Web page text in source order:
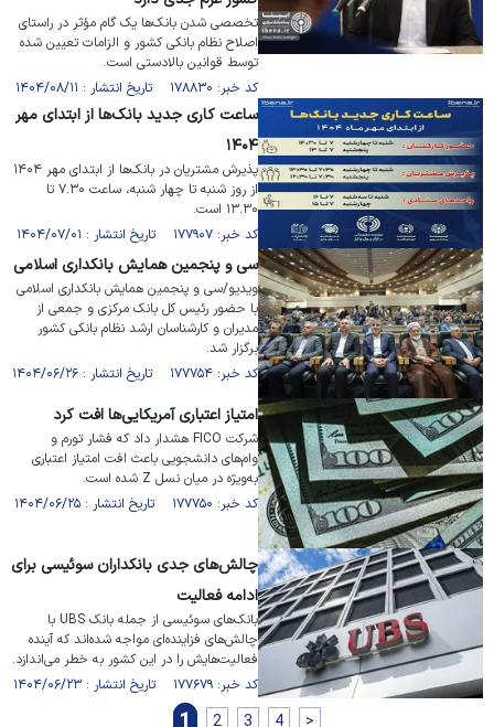
تخصصی شدن بانک‌ها یک گام مؤثر در راستای
اصلاح نظام بانکی کشور و الزامات تعیین شده
توسط قوانین بالادستی است.
کد خبر: ۱۷۸۸۳۰ تاریخ انتشار : ۱۴۰۴/۰۸/۱۱
ساعت کاری جدید بانک‌ها از ابتدای مهر
۱۴۰۴
پذیرش مشتریان در بانک‌ها از ابتدای مهر ۱۴۰۴
از روز شنبه تا چهار شنبه، ساعت ۷.۳۰ تا
۱۳.۳۰ است.
کد خبر: ۱۷۷۹۰۷ تاریخ انتشار : ۱۴۰۴/۰۷/۰۱
سی و پنجمین همایش بانکداری اسلامی
ویدیو/سی و پنجمین همایش بانکداری اسلامی
با حضور رئیس کل بانک مرکزی و جمعی از
مدیران و کارشناسان ارشد نظام بانکی کشور
برگزار شد.
کد خبر: ۱۷۷۷۵۴ تاریخ انتشار : ۱۴۰۴/۰۶/۲۶
امتیاز اعتباری آمریکایی‌ها افت کرد
شرکت FICO هشدار داد که فشار تورم و
وام‌های دانشجویی باعث افت امتیاز اعتباری
به‌ویژه در میان نسل Z شده است.
کد خبر: ۱۷۷۷۵۰ تاریخ انتشار : ۱۴۰۴/۰۶/۲۵
چالش‌های جدی بانکداران سوئیسی برای
ادامه فعالیت
بانک‌های سوئیسی از جمله بانک UBS با
چالش‌های فزاینده‌ای مواجه شده‌اند که آینده
فعالیت‌هایش را در این کشور به خطر می‌اندازد.
کد خبر: ۱۷۷۶۷۹ تاریخ انتشار : ۱۴۰۴/۰۶/۲۳
2 3 4 >